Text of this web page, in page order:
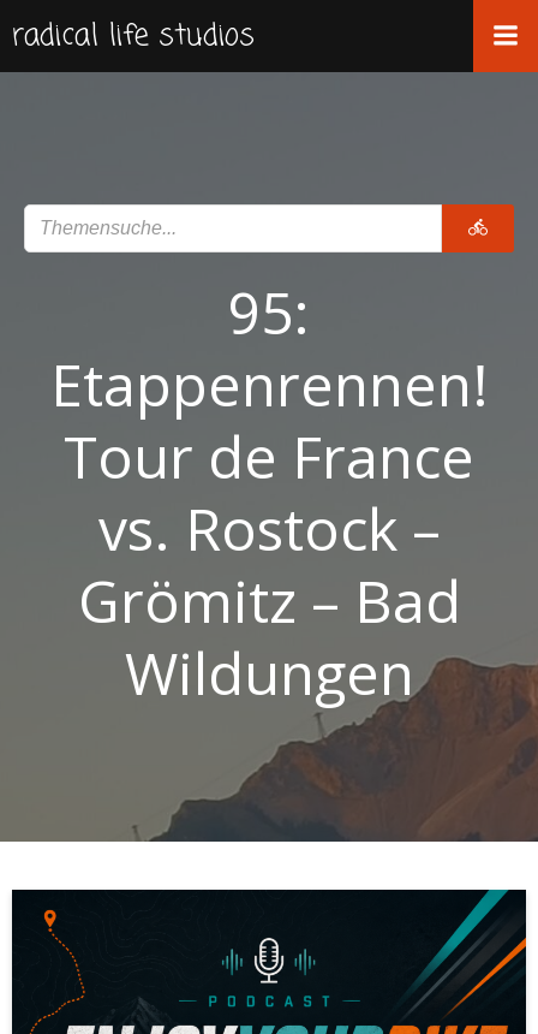
springen
radical life studios
95:
Etappenrennen!
Tour de France
vs. Rostock –
Grömitz – Bad
Wildungen